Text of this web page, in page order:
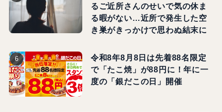
るご近所さんのせいで気の休ま
る暇がない…近所で発生した空
き巣がきっかけで思わぬ結末に
令和8年8月8日は先着88名限定
で「たこ焼」が88円に！年に一
度の「銀だこの日」開催